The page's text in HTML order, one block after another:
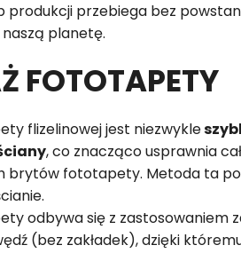
produkcji przebiega bez
planetę.
FOTOTAPETY
flizelinowej jest niezwykle
, co znacząco usprawnia
brytów fototapety. Metoda ta
odbywa się z zastosowaniem
(bez zakładek), dzięki